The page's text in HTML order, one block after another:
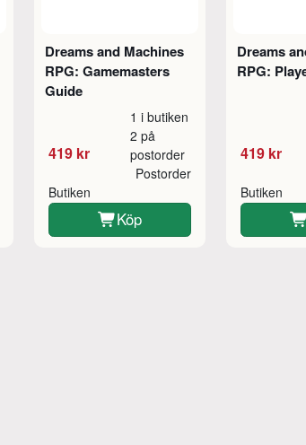
Dreams and Machines
RPG: Gamemasters
Guide
419 kr
1 i butiken
2 på
postorder
Butiken
Postorder
Köp
Dreams
RPG:
419 kr
Butiken